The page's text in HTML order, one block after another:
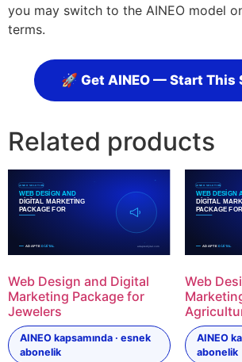
you may switch to the AINEO model
terms.
🚀 Get AINEO — Start This
Related products
Web Design and Digital
Marketing Package for
Jewelers
AINEO kapsamında · esnek
abonelik
Web
AINEO
abonelik